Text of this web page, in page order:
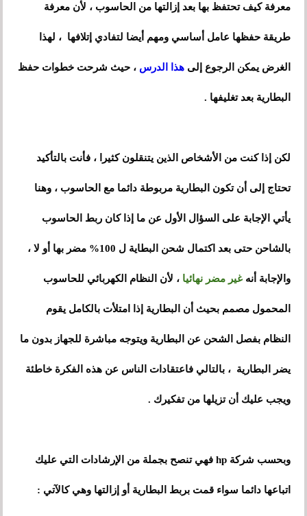
معرفة كيف تحتفظ بها بعد إزالتها من الحاسوب ، لأن معرفة
طريقة حفظها عامل أساسي ومهم أيضا لتفادي إتلافها ، لهذا
الغرض يمكن الرجوع إلىهذا الدرس ، حيث شرحت خطوات حفظ
البطارية بعد تغليفها .
لكن إذا كنت من الأشخاص الذين يتنقلون كثيرا ، فأنت بالتأكيد
تحتاج إلى أن تكون البطارية مربوطة دائما مع الحاسوب ، وهنا
يأتي الإجابة على السؤال الأول عن ما إذا كان ربط الحاسوب
بالشاحن حتى بعد اكتمال شحن البطاية ل 100% مضر بها أو لا ،
والإجابة أنهغير مضر نهائيا ، لأن النظام الكهربائي للحاسوب
المحمول مصمم بحيث أن البطارية إذا امتلأت بالكامل يقوم
النظام بفصل الشحن عن البطارية ويتوجه مباشرة للجهاز بدون ما
يضر البطارية ، بالتالي فاعتقادات الناس عن هذه الفكرة خاطئة
ويجب عليك أن تزيلها من تفكيرك .
وبحسب شركة hp فهي تنصح بجملة من الإرشادات التي عليك
اتباعها دائما سواء قمت بربط البطارية أو إزالتها وهي كالآتي :